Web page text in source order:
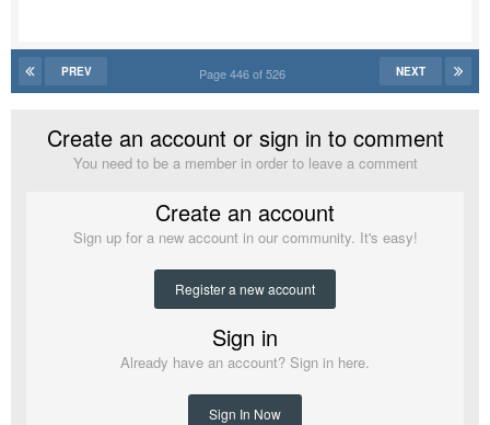
PREV NEXT
Page 446 of 526
Create an account or sign in to comment
You need to be a member in order to leave a comment
Create an account
Sign up for a new account in our community. It's easy!
Register a new account
Sign in
Already have an account? Sign in here.
Sign In Now